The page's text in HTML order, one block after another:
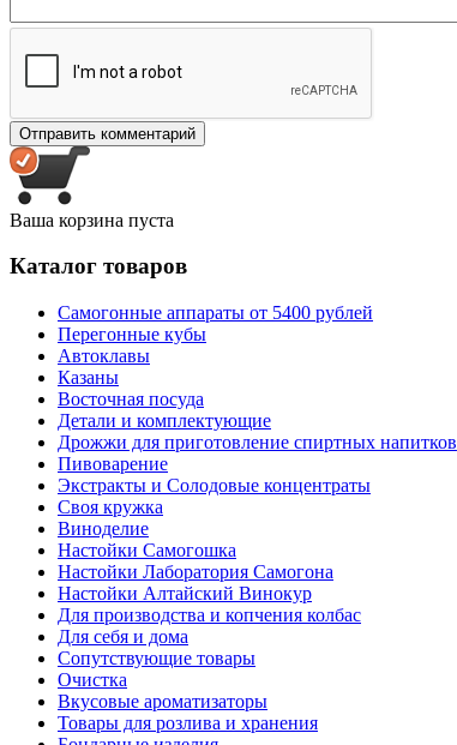
Ваша корзина пуста
Каталог товаров
Самогонные аппараты от 5400 рублей
Перегонные кубы
Автоклавы
Казаны
Восточная посуда
Детали и комплектующие
Дрожжи для приготовление спиртных напитков
Пивоварение
Экстракты и Солодовые концентраты
Своя кружка
Виноделие
Настойки Самогошка
Настойки Лаборатория Самогона
Настойки Алтайский Винокур
Для производства и копчения колбас
Для себя и дома
Сопутствующие товары
Очистка
Вкусовые ароматизаторы
Товары для розлива и хранения